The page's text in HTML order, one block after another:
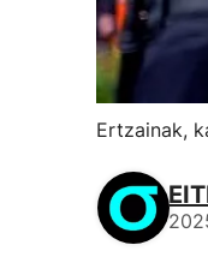
Ertzainak,